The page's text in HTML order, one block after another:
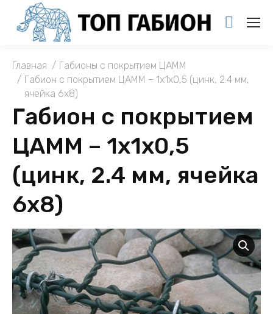
You are here:
Главная
Габионы с покрытием ЦАММ
Габион с покрытием ЦАММ – 1x1x0,5 (цинк, 2.4 мм,
ячейка 6х8)
Габион с покрытием
ЦАММ – 1x1x0,5
(цинк, 2.4 мм, ячейка
6х8)